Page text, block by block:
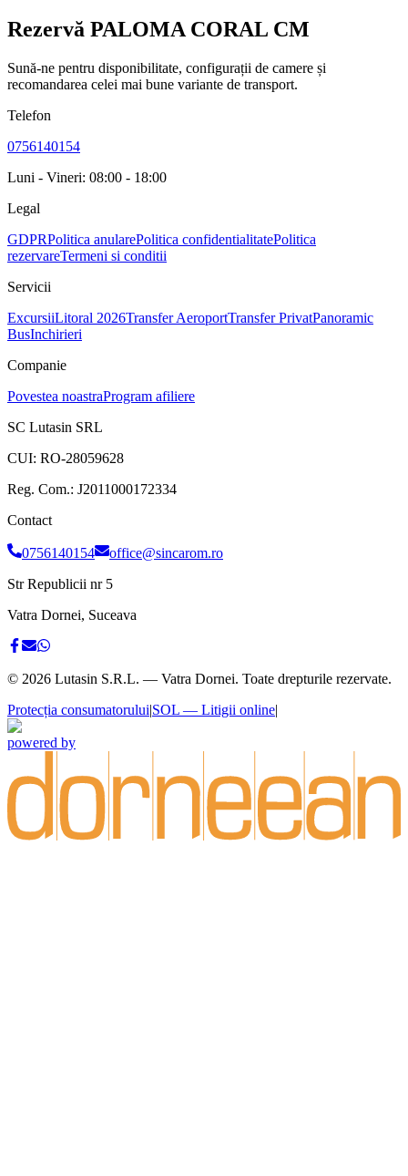
Rezervă PALOMA CORAL CM
Sună-ne pentru disponibilitate, configurații de camere și
recomandarea celei mai bune variante de transport.
Telefon
0756140154
Luni - Vineri: 08:00 - 18:00
Legal
GDPRPolitica anularePolitica confidentialitatePolitica
rezervareTermeni si conditii
Servicii
ExcursiiLitoral 2026Transfer AeroportTransfer PrivatPanoramic
BusInchirieri
Companie
Povestea noastraProgram afiliere
SC Lutasin SRL
CUI: RO-28059628
Reg. Com.: J2011000172334
Contact
0756140154
office@sincarom.ro
Str Republicii nr 5
Vatra Dornei, Suceava
© 2026 Lutasin S.R.L. — Vatra Dornei. Toate drepturile rezervate.
Protecția consumatorului|SOL — Litigii online|
powered by